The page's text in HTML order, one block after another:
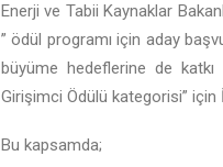
Enerji ve Tabii Kaynaklar
” ödül programı için aday
büyüme hedeflerine de katkı
Girişimci Ödülü kategorisi” için
Bu kapsamda;